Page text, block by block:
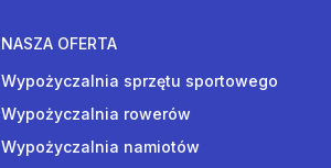
NASZA OFERTA
Wypożyczalnia sprzętu sportowego
Wypożyczalnia rowerów
Wypożyczalnia namiotów